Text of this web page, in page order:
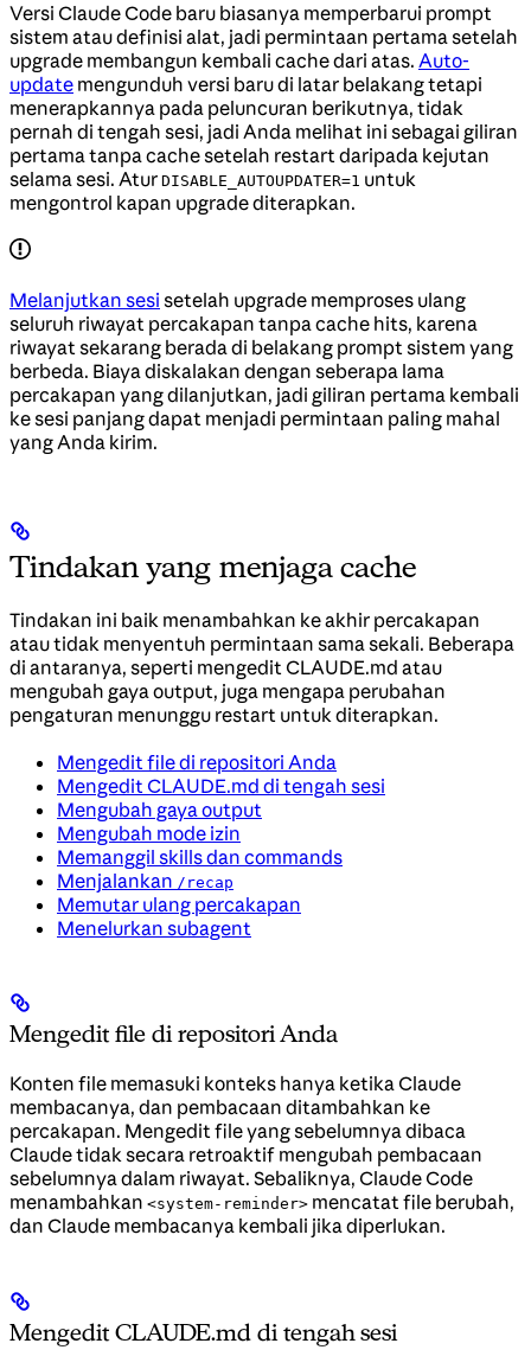
Versi Claude Code baru biasanya memperbarui prompt
sistem atau definisi alat, jadi permintaan pertama setelah
upgrade membangun kembali cache dari atas. Auto-
update mengunduh versi baru di latar belakang tetapi
menerapkannya pada peluncuran berikutnya, tidak
pernah di tengah sesi, jadi Anda melihat ini sebagai giliran
pertama tanpa cache setelah restart daripada kejutan
selama sesi. Atur DISABLE_AUTOUPDATER=1 untuk
mengontrol kapan upgrade diterapkan.
Melanjutkan sesi setelah upgrade memproses ulang
seluruh riwayat percakapan tanpa cache hits, karena
riwayat sekarang berada di belakang prompt sistem yang
berbeda. Biaya diskalakan dengan seberapa lama
percakapan yang dilanjutkan, jadi giliran pertama kembali
ke sesi panjang dapat menjadi permintaan paling mahal
yang Anda kirim.
Tindakan yang menjaga cache
Tindakan ini baik menambahkan ke akhir percakapan
atau tidak menyentuh permintaan sama sekali. Beberapa
di antaranya, seperti mengedit CLAUDE.md atau
mengubah gaya output, juga mengapa perubahan
pengaturan menunggu restart untuk diterapkan.
Mengedit file di repositori Anda
Mengedit CLAUDE.md di tengah sesi
Mengubah gaya output
Mengubah mode izin
Memanggil skills dan commands
Menjalankan /recap
Memutar ulang percakapan
Menelurkan subagent
Mengedit file di repositori Anda
Konten file memasuki konteks hanya ketika Claude
membacanya, dan pembacaan ditambahkan ke
percakapan. Mengedit file yang sebelumnya dibaca
Claude tidak secara retroaktif mengubah pembacaan
sebelumnya dalam riwayat. Sebaliknya, Claude Code
menambahkan <system-reminder> mencatat file berubah,
dan Claude membacanya kembali jika diperlukan.
Mengedit CLAUDE.md di tengah sesi